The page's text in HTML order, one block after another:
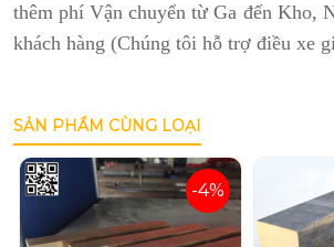
thêm phí Vận chuyển từ Ga đến Kho,
khách hàng (Chúng tôi hỗ trợ điều xe
SẢN PHẨM CÙNG LOẠI
-4%